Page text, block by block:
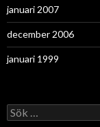
januari 2007
december 2006
januari 1999
Sök
efter: